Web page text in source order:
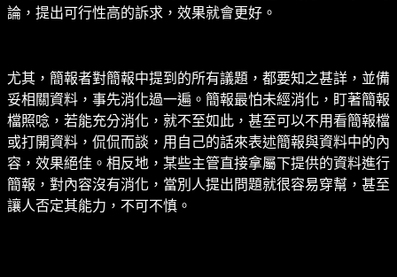
論，提出可行性高的訴求，效果就會更好。
尤其，簡報者對簡報中提到的所有議題，都要知之甚詳，並備
妥相關資料，事先消化過一遍。簡報最怕未經消化，盯著簡報
檔照唸，若能充分消化，就不至如此，甚至可以不用看簡報檔
或打開資料，侃侃而談，用自己的話來表述簡報與資料中的內
容，效果絕佳。相反地，某些主管直接拿屬下提供的資料進行
簡報，對內容沒有消化，當別人提出問題就很容易穿幫，甚至
讓人否定其能力，不可不慎。